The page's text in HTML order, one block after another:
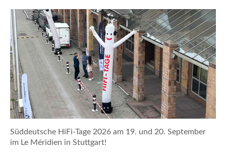
Süddeutsche HiFi-Tage 2026 am 19. und 20. September
im Le Méridien in Stuttgart!